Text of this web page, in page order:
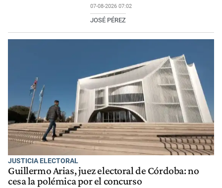
07-08-2026 07:02
JOSÉ PÉREZ
JUSTICIA ELECTORAL
Guillermo Arias, juez electoral de Córdoba: no
cesa la polémica por el concurso